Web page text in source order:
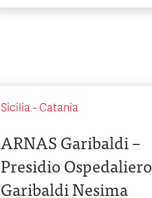
Sicilia - Catania
ARNAS Garibaldi –
Presidio Ospedaliero
Garibaldi Nesima